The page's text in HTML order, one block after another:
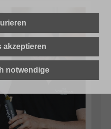
akzeptieren
notwendigeerhalten. Die